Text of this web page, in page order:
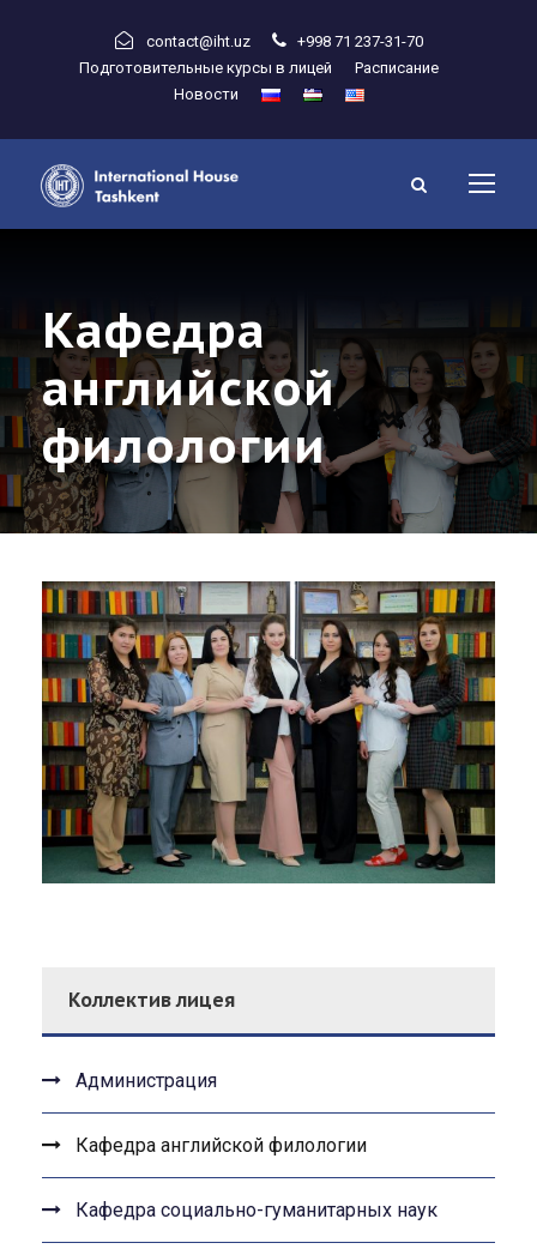
contact@iht.uz
+998 71 237-31-70
Подготовительные курсы в лицей
Расписание
Новости
Кафедра
английской
филологии
Коллектив лицея
Администрация
Кафедра английской филологии
Кафедра социально-гуманитарных наук